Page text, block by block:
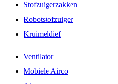
Stofzuigerzakken
Robotstofzuiger
Kruimeldief
Ventilator
Mobiele Airco